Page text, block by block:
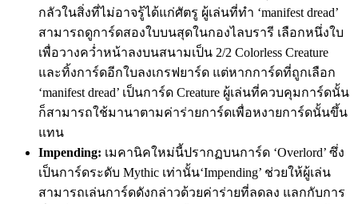
กลัวในสิ่งที่ไม่อาจรู้ได้แก่ศัตรู ผู้เล่นที่ทำ ‘manifest dread’
สามารถดูการ์ดสองใบบนสุดในกองไลบรารี เลือกหนึ่งใบ
เพื่อวางคว่ำหน้าลงบนสนามเป็น 2/2 Colorless Creature
และทิ้งการ์ดอีกใบลงเกรฟยาร์ด แต่หากการ์ดที่ถูกเลือก
‘manifest dread’ เป็นการ์ด Creature ผู้เล่นที่ควบคุมการ์ดนั้น
ก็สามารถใช้มานาตามค่าร่ายการ์ดเพื่อหงายการ์ดนั้นขึ้น
แทน
Impending: เมคานิคใหม่นี้ปรากฏบนการ์ด ‘Overlord’ ซึ่ง
เป็นการ์ดระดับ Mythic เท่านั้น‘Impending’ ช่วยให้ผู้เล่น
สามารถเล่นการ์ดดังกล่าวด้วยค่าร่ายที่ลดลง แลกกับการ